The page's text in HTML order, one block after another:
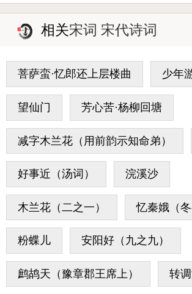
相关宋词 宋代诗词
菩萨蛮·忆郎还上层楼曲 少年
望仙门 芳心苦·杨柳回塘
减字木兰花（用前韵示知命弟）
好事近（汤词） 浣溪沙
木兰花（二之一） 忆秦娥（冬
粉蝶儿 安阳好（九之九）
鹧鸪天（豫章郡王席上） 转